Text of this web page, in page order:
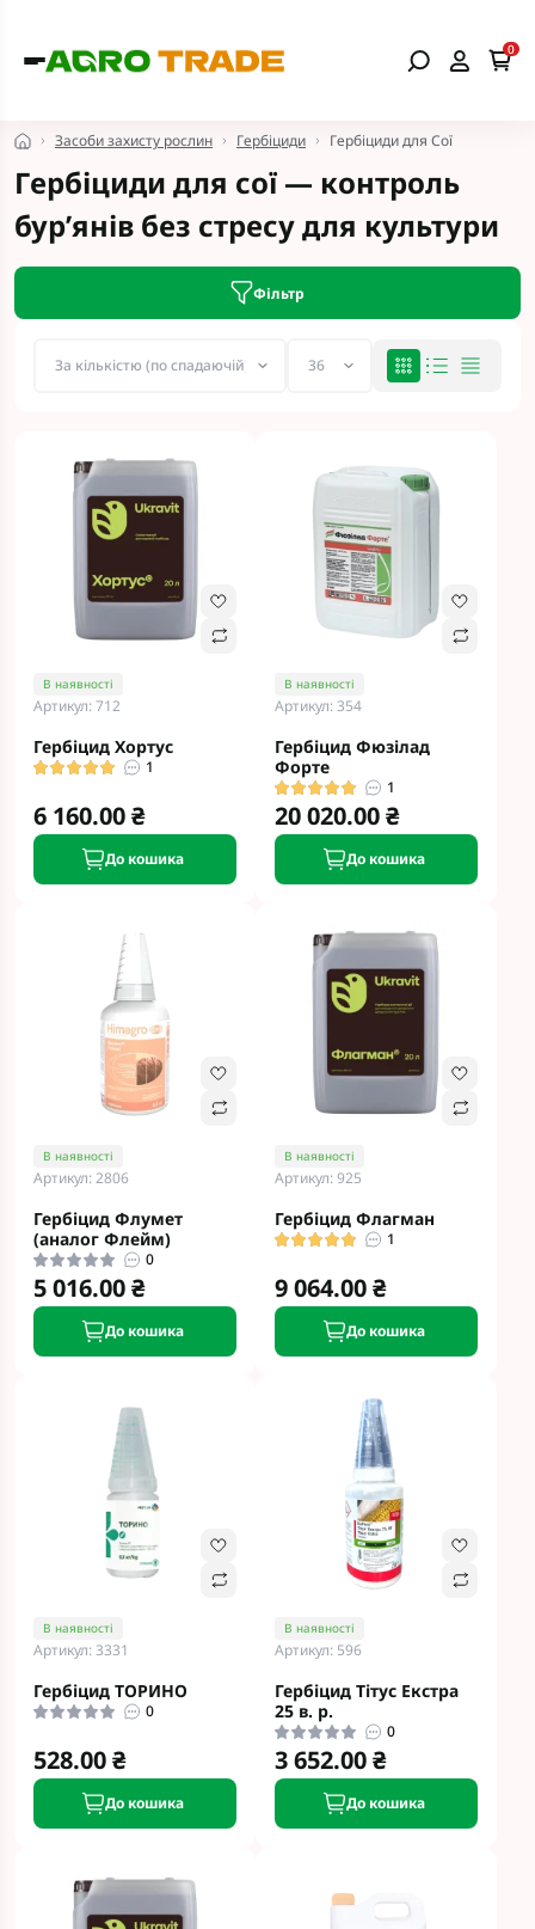
0
Засоби захисту рослин Гербіциди Гербіциди для Сої
Гербіциди для сої — контроль
бур’янів без стресу для культури
Фільтр
В наявності
Артикул: 712
Гербіцид Хортус
1
6 160.00 ₴
До кошика
В наявності
Артикул: 354
Гербіцид Фюзілад
Форте
1
20 020.00 ₴
До кошика
В наявності
Артикул: 2806
Гербіцид Флумет
(аналог Флейм)
0
5 016.00 ₴
До кошика
В наявності
Артикул: 925
Гербіцид Флагман
1
9 064.00 ₴
До кошика
В наявності
Артикул: 3331
Гербіцид ТОРИНО
0
528.00 ₴
До кошика
В наявності
Артикул: 596
Гербіцид Тітус Екстра
25 в. р.
0
3 652.00 ₴
До кошика